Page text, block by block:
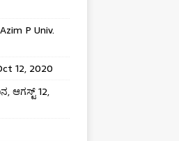
P Univ.
12, 2020
ಆಗಸ್ಟ್ 12,